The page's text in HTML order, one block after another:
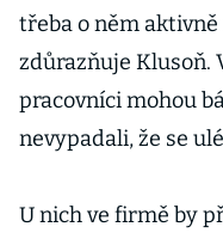
třeba o něm
zdůrazňuje Klusoň.
pracovníci mohou
nevypadali, že se
U nich ve firmě by